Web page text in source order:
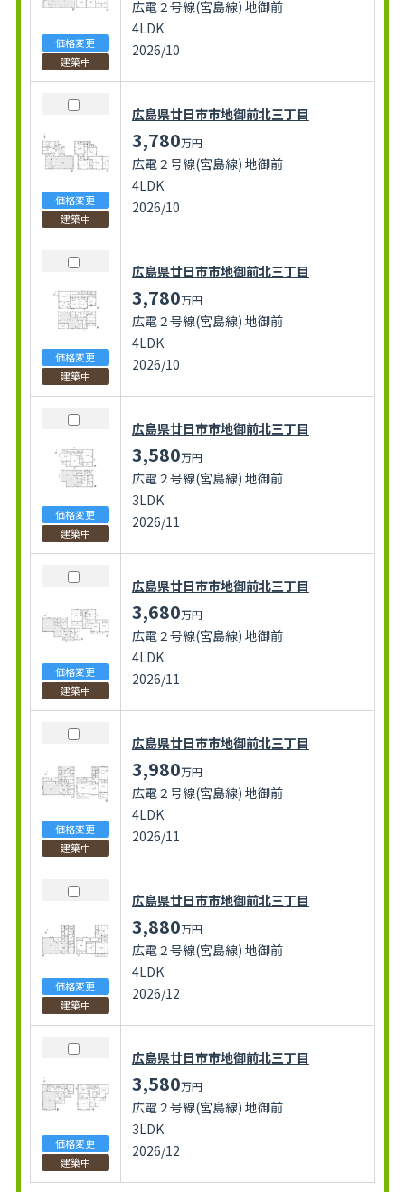
価格変更
建築中
広電２号線(宮島線) 地御前
4LDK
2026/10
価格変更
建築中
広島県廿日市市地御前北三丁目
3,780万円
広電２号線(宮島線) 地御前
4LDK
2026/10
価格変更
建築中
広島県廿日市市地御前北三丁目
3,780万円
広電２号線(宮島線) 地御前
4LDK
2026/10
価格変更
建築中
広島県廿日市市地御前北三丁目
3,580万円
広電２号線(宮島線) 地御前
3LDK
2026/11
価格変更
建築中
広島県廿日市市地御前北三丁目
3,680万円
広電２号線(宮島線) 地御前
4LDK
2026/11
価格変更
建築中
広島県廿日市市地御前北三丁目
3,980万円
広電２号線(宮島線) 地御前
4LDK
2026/11
価格変更
建築中
広島県廿日市市地御前北三丁目
3,880万円
広電２号線(宮島線) 地御前
4LDK
2026/12
価格変更
建築中
広島県廿日市市地御前北三丁目
3,580万円
広電２号線(宮島線) 地御前
3LDK
2026/12